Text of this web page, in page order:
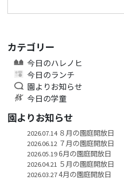
カテゴリー
今日のハレノヒ
今日のランチ
園よりお知らせ
今日の学童
園よりお知らせ
2026.07.14８月の園庭開放日
2026.06.12７月の園庭開放日
2026.05.196月の園庭開放日
2026.04.21 ５月の園庭開放日
2026.03.274月の園庭開放日